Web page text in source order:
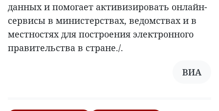
данных и помогает активизировать онлайн-
сервисы в министерствах, ведомствах и в
местностях для построения электронного
правительства в стране./.
ВИА